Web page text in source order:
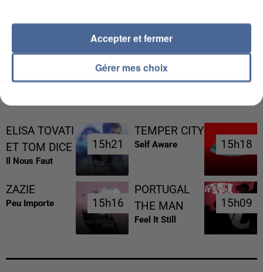
L’UN DES FONDATEURS SUPPOSÉS DE LA DZ
MAFIA INTERPELLÉ EN ALGÉRIE
ELISA TOVATI
ET TOM DICE
Il Nous Faut
15h21
15h21
TEMPER CITY
Self Aware 15h18
15h18
ZAZIE
Peu Importe 15h16
15h16
PORTUGAL
THE MAN
Feel It Still
15h09
15h09
Gérer mes choix
Accepter et fermer